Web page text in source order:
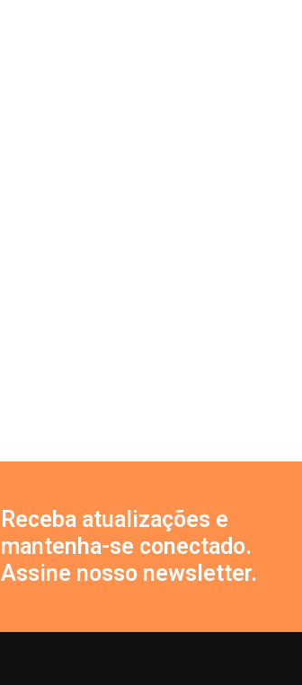
Receba atualizações e
mantenha-se conectado.
Assine nosso newsletter.